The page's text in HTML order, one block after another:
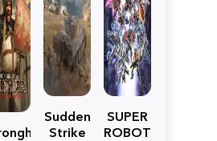
Sudden
Strike
SUPER
ROBOT